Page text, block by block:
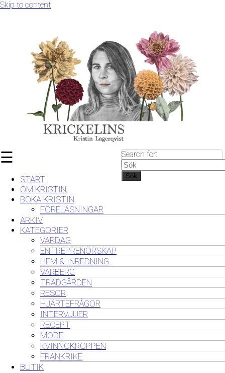
Skip to content
☰
START
OM KRISTIN
BOKA KRISTIN
FÖRELÄSNINGAR
ARKIV
KATEGORIER
VARDAG
ENTREPRENÖRSKAP
HEM & INREDNING
VARBERG
TRÄDGÅRDEN
RESOR
HJÄRTEFRÅGOR
INTERVJUER
RECEPT
MODE
KVINNOKROPPEN
FRANKRIKE
BUTIK
Search for:
Sök